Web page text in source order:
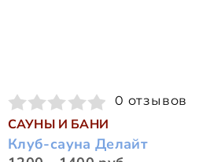
0 отзывов
САУНЫ И БАНИ
Клуб-сауна Делайт